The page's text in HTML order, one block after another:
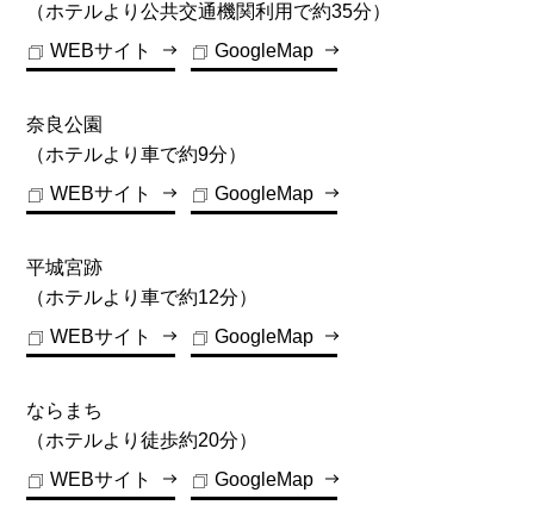
（ホテルより公共交通機関利用で約35分）
WEBサイト
GoogleMap
奈良公園
（ホテルより車で約9分）
WEBサイト
GoogleMap
平城宮跡
（ホテルより車で約12分）
WEBサイト
GoogleMap
ならまち
（ホテルより徒歩約20分）
WEBサイト
GoogleMap